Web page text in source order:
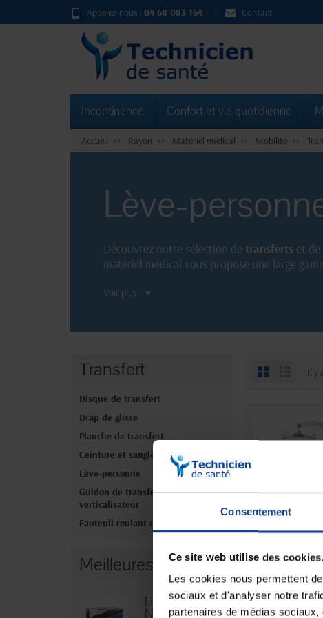
Consentement
Ce site web utilise des cookies.
Les cookies nous permettent
sociaux et d'analyser notre
partenaires de médias
Appelez-nous : 04 68 083 164 Contact
Incontinence Confort et vie quotidienne
Accueil Rayon Matériel médical Mobilité
Lève-
Découvrez notre sélection de transferts et de
matériel médical vous propose une large
Voir plus
Transfert
Disque de transfert
Drap de glisse
Planche de transfert
Ceinture et sangle de transfert
Lève-personne
Guidon de transfert et
verticalisateur
Fauteuil roulant de transfert
Meilleures ventes
Hexamen
Niveau 3 -
Il y
Lève-
aluminium
En magasin